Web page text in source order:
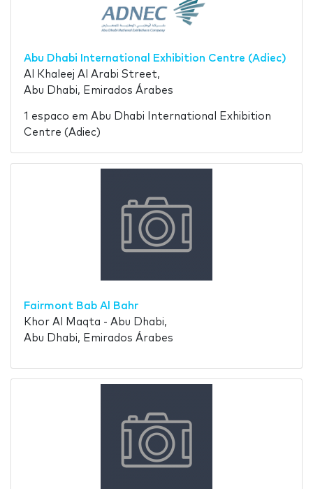
Abu Dhabi International Exhibition Centre (Adiec)
Al Khaleej Al Arabi Street,
Abu Dhabi, Emirados Árabes
1 espaco em Abu Dhabi International Exhibition
Centre (Adiec)
Fairmont Bab Al Bahr
Khor Al Maqta - Abu Dhabi,
Abu Dhabi, Emirados Árabes